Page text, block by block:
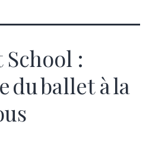
:
du ballet à la